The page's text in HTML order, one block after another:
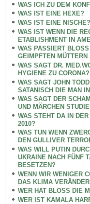
WAS ICH ZU DEM
WAS IST EINE HEXE?
WAS IST EINE NISCHE?
WAS IST WENN DIE
ETABLISHMENT IN
WAS PASSIERT
GEIMPFTEN
WAS SAGT DR.
HYGIENE ZU CORONA?
WAS SAGT JOHN
SATANISCH DIE MAN
WAS SAGT DER
UND MÄRCHEN
WAS STEHT DA IN
2010?
WAS TUN WENN
DEN GULLIVER
WAS WILL PUTIN
UKRAINE NACH FÜNF
BESETZEN?
WENN WIR WENIGER
DAS KLIMA
WER HAT BLOSS DIE
WER IST KAMALA